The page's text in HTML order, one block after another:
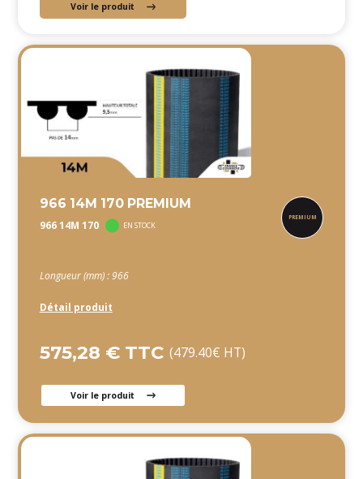
Voir le produit
966 14M 170 PREMIUM
966 14M 170 EN STOCK
Longueur (mm) : 966
Détail produit
575,28 € TTC (479.40€ HT)
Voir le produit